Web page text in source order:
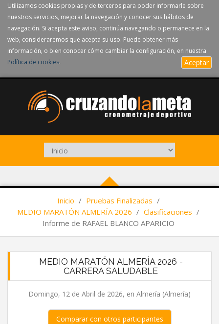
Utilizamos cookies propias y de terceros para poder informarle sobre
nuestros servicios, mejorar la navegación y conocer sus hábitos de
navegación. Si acepta este aviso, continúa navegando o permanece en la
web, consideraremos que acepta su uso. Puede obtener más
información, o bien conocer cómo cambiar la configuración, en nuestra
Política de cookies. Aceptar
Inicio / Pruebas Finalizadas /
MEDIO MARATÓN ALMERÍA 2026 / Clasificaciones /
Informe de RAFAEL BLANCO APARICIO
MEDIO MARATÓN ALMERÍA 2026 -
CARRERA SALUDABLE
Domingo, 12 de Abril de 2026, en Almería (Almería)
Comparar con otros participantes